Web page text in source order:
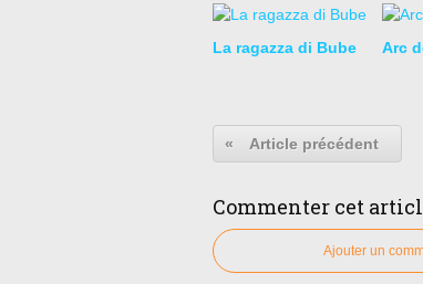
La ragazza di Bube
Arc
« Article précédent
Commenter cet
Ajouter un